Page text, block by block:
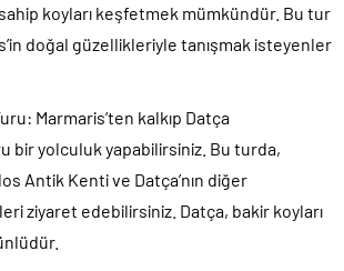
koyları keşfetmek mümkündür. Bu tur
doğal güzellikleriyle tanışmak isteyenler
Marmaris’ten kalkıp Datça
bir yolculuk yapabilirsiniz. Bu turda,
Antik Kenti ve Datça’nın diğer
ziyaret edebilirsiniz. Datça, bakir koyları